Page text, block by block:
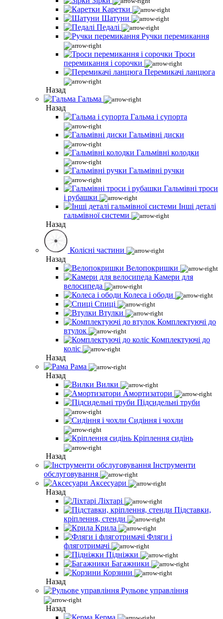
Каретки
Шатуни
Педалі
Ручки перемикання
Троси
перемикання і сорочки
Перемикачі ланцюга
Назад
Гальма
Назад
Гальма і супорта
Гальмівні диски
Гальмівні колодки
Гальмівні ручки
Гальмівні троси
і рубашки
Інші деталі
гальмівної системи
Назад
Колісні частини
Назад
Велопокришки
Камери для
велосипеда
Колеса і ободи
Спиці
Втулки
Комплектуючі до
втулок
Комплектуючі до
коліс
Назад
Рама
Назад
Вилки
Амортизатори
Підсидельні труби
Сидіння і чохли
Кріплення сидінь
Назад
Інструменти
обслуговування
Аксесуари
Назад
Ліхтарі
Підставки,
кріплення, стенди
Крила
Фляги і
фляготримачі
Підніжки
Багажники
Корзини
Назад
Рульове управління
Назад
Керма